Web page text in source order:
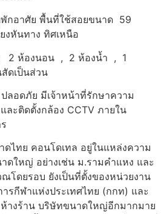
กอาศัย พื้นที่ใช้สอยขนาด 59
งหันทาง ทิศเหนือ
2 ห้องนอน , 2 ห้องน้ำ , 1
ดเป็นส่วน
ลอดภัย มีเจ้าหน้าที่รักษาความ
ะติดตั้งกล้อง CCTV ภายใน
ดไทย คอนโดเทล อยู่ในแหล่งความ
ดใหญ่ อย่างเช่น ม.รามคำแหง และ
โดยรอบ ยังเป็นที่ตั้งของหน่วยงาน
รกีฬาแห่งประเทศไทย (กกท) และ
างร้าน บริษัทขนาดใหญ่อีกมากมาย